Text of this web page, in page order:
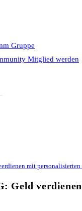
Gruppe
Mitglied werden
mit
Geld